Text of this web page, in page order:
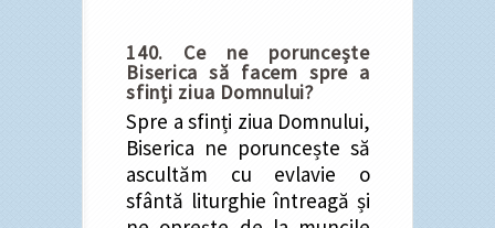
140. Ce ne poruncește
Biserica să facem spre a
sfinți ziua Domnului?
Spre a sfinți ziua Domnului,
Biserica ne poruncește să
ascultăm cu evlavie o
sfântă liturghie întreagă și